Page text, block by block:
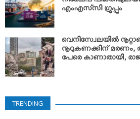
എംഎസ്‌സി ഗ്രൂപ്പും
വെനിസ്വേലയില്‍
നൂറുകണക്കിന് മരണം,
പേരെ കാണാതായി,
TRENDING